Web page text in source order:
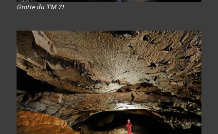
Grotte du TM 71